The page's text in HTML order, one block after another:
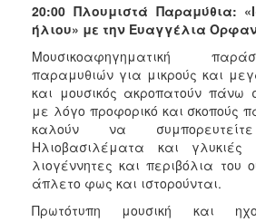
20:00 Πλουμιστά Παραμύθια:
ήλιου» με την Ευαγγέλια
Μουσικοαφηγηματική
παραμυθιών για μικρούς και
και μουσικός ακροπατούν πάνω
με λόγο προφορικό και σκοπούς
καλούν να
Ηλιοβασιλέματα και γλυκιές
λιογέννητες και περιβόλια του
άπλετο φως και ιστορούνται.
Πρωτότυπη μουσική και